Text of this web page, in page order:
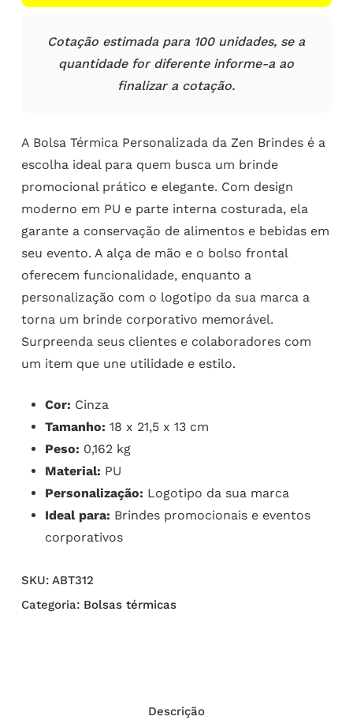
Cotação estimada para 100 unidades, se a
quantidade for diferente informe-a ao
finalizar a cotação.
A Bolsa Térmica Personalizada da Zen Brindes é a
escolha ideal para quem busca um brinde
promocional prático e elegante. Com design
moderno em PU e parte interna costurada, ela
garante a conservação de alimentos e bebidas em
seu evento. A alça de mão e o bolso frontal
oferecem funcionalidade, enquanto a
personalização com o logotipo da sua marca a
torna um brinde corporativo memorável.
Surpreenda seus clientes e colaboradores com
um item que une utilidade e estilo.
Cor: Cinza
Tamanho: 18 x 21,5 x 13 cm
Peso: 0,162 kg
Material: PU
Personalização: Logotipo da sua marca
Ideal para: Brindes promocionais e eventos
corporativos
SKU: ABT312
Categoria: Bolsas térmicas
Descrição